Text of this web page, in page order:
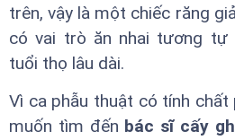
trên, vậy là một chiếc răng
có vai trò ăn nhai tương tự
tuổi thọ lâu dài.
Vì ca phẫu thuật có tính
muốn tìm đến bác sĩ cấy